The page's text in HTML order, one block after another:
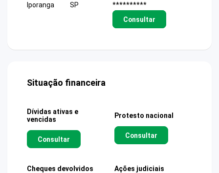
Iporanga
SP
**********
Consultar
Situação financeira
Dívidas ativas e
vencidas
Consultar
Protesto nacional
Consultar
Cheques devolvidos Ações judiciais